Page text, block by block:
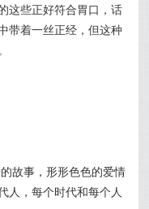
这些正好符合胃口，话
带着一丝正经，但这种
故事，形形色色的爱情
人，每个时代和每个人